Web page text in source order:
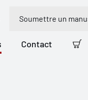
Soumettre un
Contact